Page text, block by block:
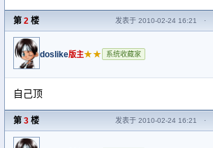
第 2 楼 发表于 2010-02-24 16:21 ·
doslike版主★★ 系统收藏家
自己顶
第 3 楼 发表于 2010-02-24 16:21 ·